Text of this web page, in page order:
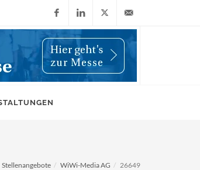
FacebookLinkedIn
X
(Twitter)
info@wiwi-
Stellenangebote WiWi-Media AG 26649